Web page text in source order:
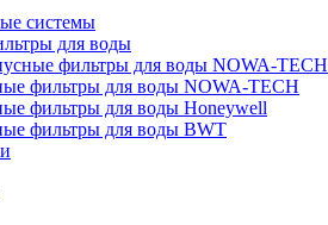
системы
для воды
фильтры для воды NOWA-TECH
фильтры для воды NOWA-TECH
фильтры для воды Honeywell
фильтры для воды BWT